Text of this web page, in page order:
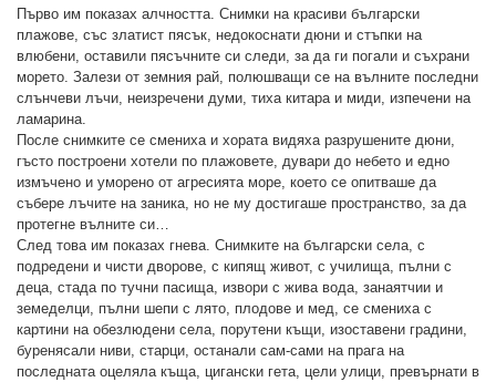
Първо им показах алчността. Снимки на красиви български
плажове, със златист пясък, недокоснати дюни и стъпки на
влюбени, оставили пясъчните си следи, за да ги погали и съхрани
морето. Залези от земния рай, полюшващи се на вълните последни
слънчеви лъчи, неизречени думи, тиха китара и миди, изпечени на
ламарина.
После снимките се смениха и хората видяха разрушените дюни,
гъсто построени хотели по плажовете, дувари до небето и едно
измъчено и уморено от агресията море, което се опитваше да
събере лъчите на заника, но не му достигаше пространство, за да
протегне вълните си…
След това им показах гнева. Снимките на български села, с
подредени и чисти дворове, с кипящ живот, с училища, пълни с
деца, стада по тучни пасища, извори с жива вода, занаятчии и
земеделци, пълни шепи с лято, плодове и мед, се смениха с
картини на обезлюдени села, порутени къщи, изоставени градини,
буренясали ниви, старци, останали сам-сами на прага на
последната оцеляла къща, цигански гета, цели улици, превърнати в